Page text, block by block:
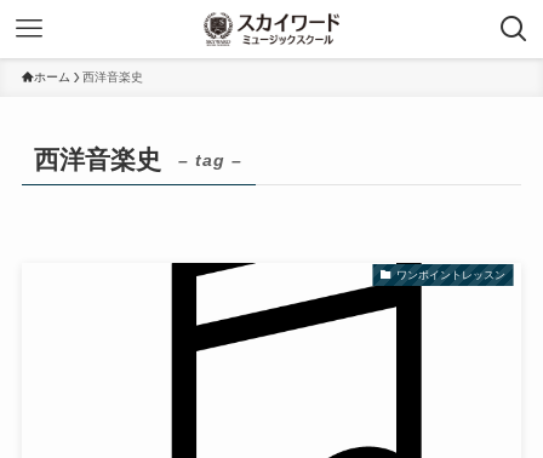
ホーム 西洋音楽史
西洋音楽史 – tag –
ワンポイントレッスン